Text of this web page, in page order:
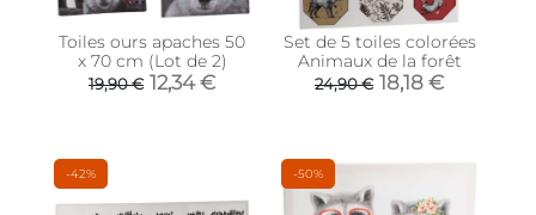
Toiles ours apaches 50
x 70 cm (Lot de 2)
19,90 € 12,34 €
Set de 5 toiles colorées
Animaux de la forêt
24,90 € 18,18 €
-42% -50%